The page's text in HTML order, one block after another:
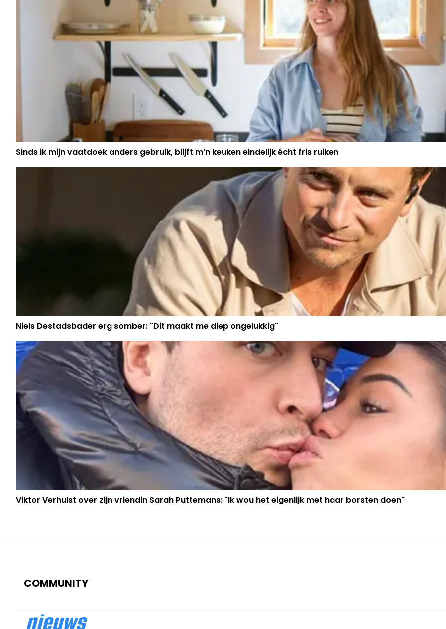
Sinds ik mijn vaatdoek anders gebruik, blijft m’n keuken eindelijk écht fris ruiken
Niels Destadsbader erg somber: "Dit maakt me diep ongelukkig"
Viktor Verhulst over zijn vriendin Sarah Puttemans: "Ik wou het eigenlijk met haar borsten doen"
COMMUNITY